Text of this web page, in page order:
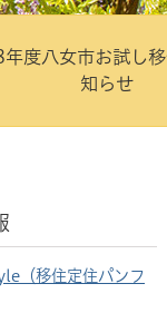
年度八女市お試し
知らせ
（移住定住パンフ